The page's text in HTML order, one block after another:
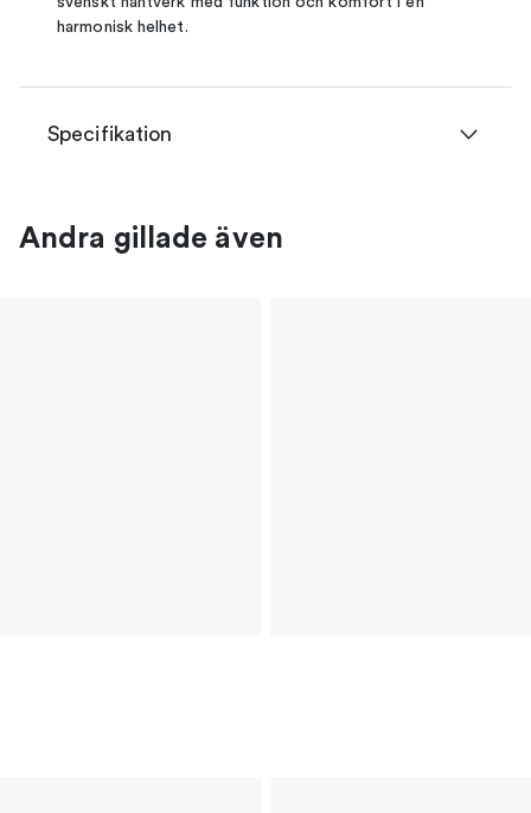
harmonisk helhet.
Specifikation
Andra gillade även